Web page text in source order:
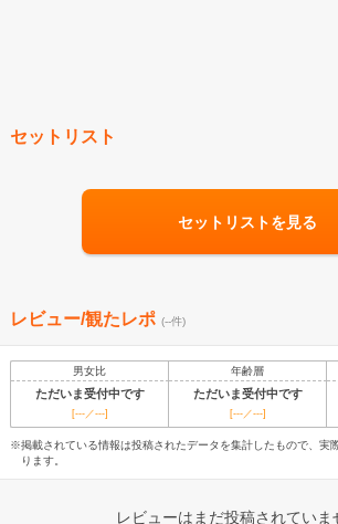
セットリスト
セットリストを見る
レビュー/観たレポ (--件)
男女比 年齢層
ただいま受付中です ただいま受付中です
[---／---] [---／---]
※掲載されている情報は投稿されたデータを集計したもので、実
ります。
レビューはまだ投稿されていま